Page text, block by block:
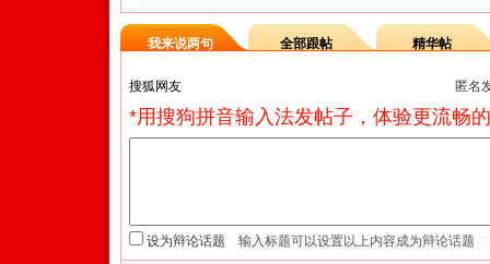
我来说两句 全部跟帖 精华帖
匿名
*用搜狗拼音输入法发帖子，体验更流畅
设为辩论话题